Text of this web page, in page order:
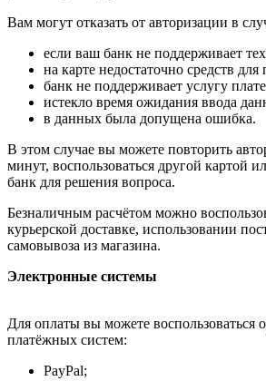
Вам могут отказать от авторизации в
если ваш банк не поддерживает
на карте недостаточно средств для
банк не поддерживает услугу
истекло время ожидания ввода
в данных была допущена ошибка.
В этом случае вы можете повторить
минут, воспользоваться другой картой
банк для решения вопроса.
Безналичным расчётом можно
курьерской доставке, использовании
самовывоза из магазина.
Электронные системы
Для оплаты вы можете воспользоваться
платёжных систем:
PayPal;